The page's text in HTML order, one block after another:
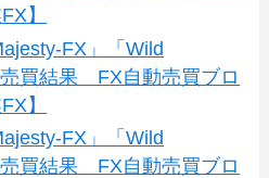
】
FX」「Wild
買結果 FX自動売買ブロ
】
FX」「Wild
買結果 FX自動売買ブロ